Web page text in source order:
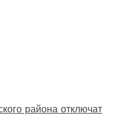
района отключат